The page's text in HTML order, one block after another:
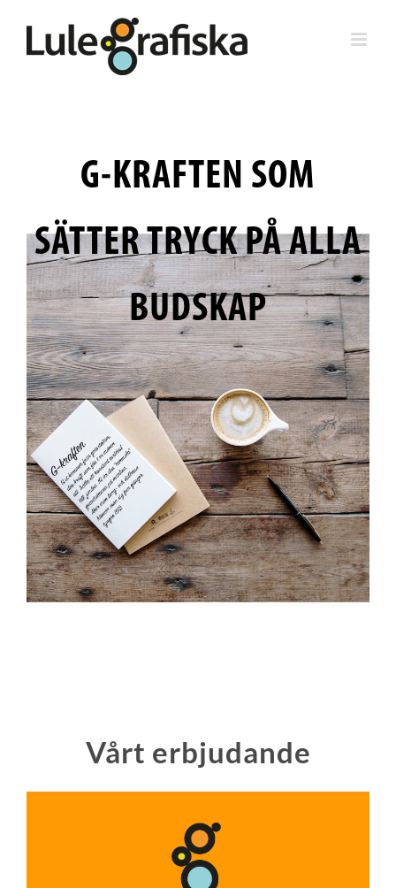
innehållet
G-KRAFTEN SOM
SÄTTER TRYCK PÅ ALLA
BUDSKAP
Vårt erbjudande